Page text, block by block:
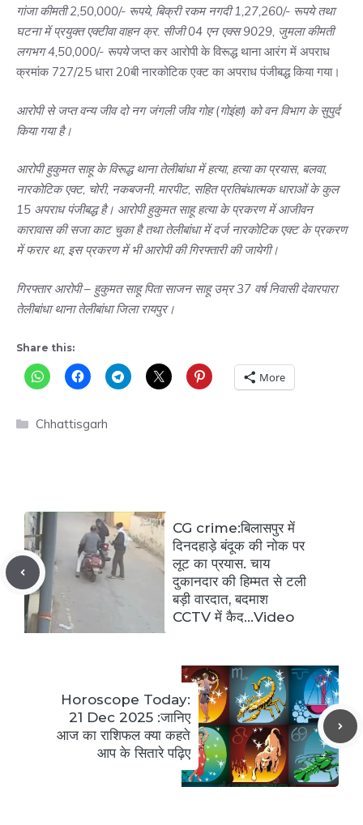
गांजा कीमती 2,50,000/- रूपये, बिक्री रकम नगदी 1,27,260/- रूपये तथा
घटना में प्रयुक्त एक्टीवा वाहन क्र. सीजी 04 एन एक्स 9029, जुमला कीमती
लगभग 4,50,000/- रूपयेजप्त कर आरोपी के विरूद्ध थाना आरंग में अपराध
क्रमांक 727/25 धारा 20बी नारकोटिक एक्ट का अपराध पंजीबद्ध किया गया।
आरोपी से जप्त वन्य जीव दो नग जंगली जीव गोह (गोइंहा) को वन विभाग के सुपुर्द
किया गया है।
आरोपी हुकुमत साहू के विरूद्ध थाना तेलीबांधा में हत्या, हत्या का प्रयास, बलवा,
नारकोटिक एक्ट, चोरी, नकबजनी, मारपीट, सहित प्रतिबंधात्मक धाराओं के कुल
15 अपराध पंजीबद्ध है। आरोपी हुकुमत साहू हत्या के प्रकरण में आजीवन
कारावास की सजा काट चुका है तथा तेलीबांधा में दर्ज नारकोटिक एक्ट के प्रकरण
में फरार था, इस प्रकरण में भी आरोपी की गिरफ्तारी की जायेगी।
गिरफ्तार आरोपी – हुकुमत साहू पिता साजन साहू उम्र 37 वर्ष निवासी देवारपारा
तेलीबांधा थाना तेलीबांधा जिला रायपुर।
Share this:
More
Categories
Chhattisgarh
CG crime:बिलासपुर में
दिनदहाड़े बंदूक की नोक पर
लूट का प्रयास. चाय
दुकानदार की हिम्मत से टली
बड़ी वारदात, बदमाश
CCTV में कैद…Video
Horoscope Today:
21 Dec 2025 :जानिए
आज का राशिफल क्या कहते
आप के सितारे पढ़िए